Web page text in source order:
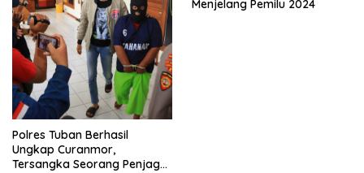
Polres Tuban Berhasil
Ungkap Curanmor,
Tersangka Seorang Penjaga
Menjelang Pemilu 2024